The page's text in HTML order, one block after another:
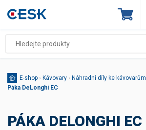
E-shop › Kávovary › Náhradní díly ke kávovarům
Páka DeLonghi EC
PÁKA DELONGHI EC